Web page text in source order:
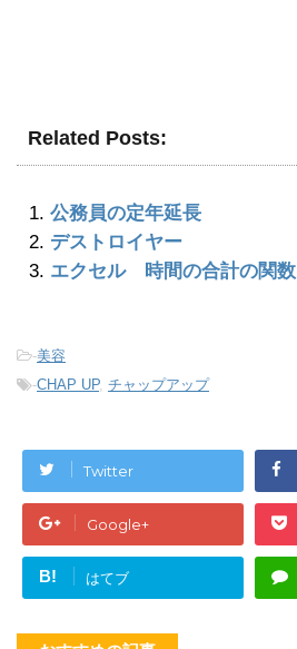
Related Posts:
公務員の定年延長
デストロイヤー
エクセル 時間の合計の関数
-美容
-CHAP UP, チャップアップ
Twitter
Google+
B! はてブ